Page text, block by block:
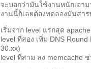
จะบอกว่ามันใช้งานหนักเอาม
งานนี้ก็เลยต้องทดลองมันสา
เริ่มจาก level แรกสุด
level ที่สอง เพิ่ม DNS
30.xx)
level ที่สาม ลง memcache